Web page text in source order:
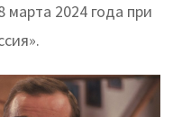
2024 года при